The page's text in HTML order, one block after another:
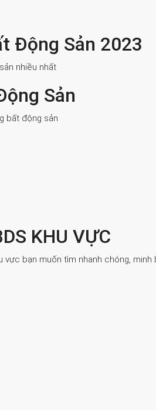
Động Sản 2023
nhiều nhất
Sản
bất động sản
KHU VỰC
vực bạn muốn tìm nhanh chóng,